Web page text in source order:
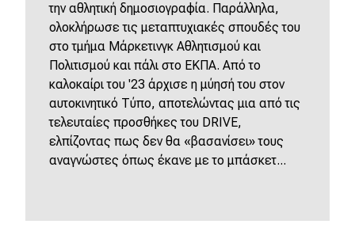
την αθλητική δημοσιογραφία. Παράλληλα,
ολοκλήρωσε τις μεταπτυχιακές σπουδές του
στο τμήμα Μάρκετινγκ Αθλητισμού και
Πολιτισμού και πάλι στο ΕΚΠΑ. Από το
καλοκαίρι του '23 άρχισε η μύησή του στον
αυτοκινητικό Τύπο, αποτελώντας μια από τις
τελευταίες προσθήκες του DRIVE,
ελπίζοντας πως δεν θα «βασανίσει» τους
αναγνώστες όπως έκανε με το μπάσκετ...